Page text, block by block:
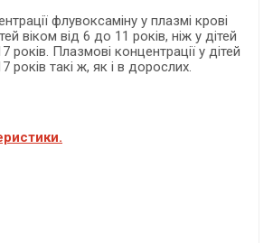
флувоксаміну у плазмі крові
віком від 6 до 11 років, ніж у дітей
років. Плазмові концентрації у дітей
років такі ж, як і в дорослих.